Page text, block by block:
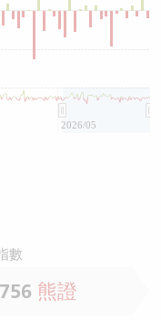
2026/05
數
熊證